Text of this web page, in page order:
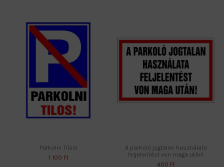
Parkolni Tilos!
1 100 Ft
A parkoló jogtalan használata
feljelentést von maga után!
400 Ft